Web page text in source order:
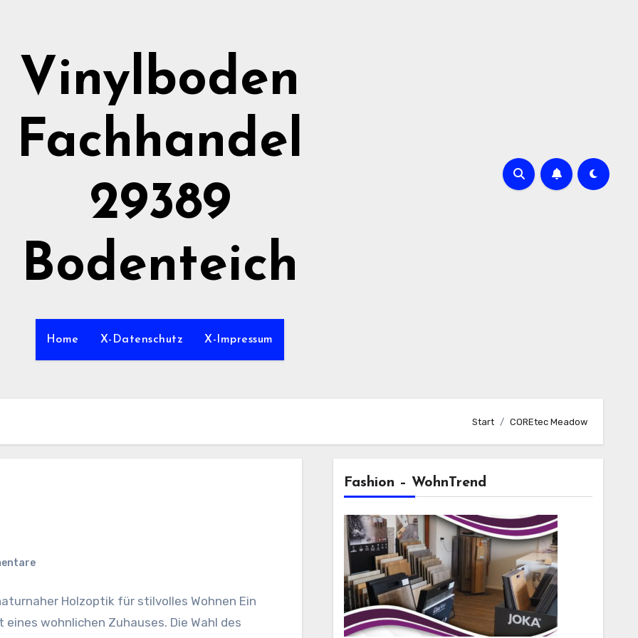
Vinylboden
Fachhandel
29389
Bodenteich
Home X-Datenschutz X-Impressum
Start COREtec Meadow
Holzoptik für stilvolles Wohnen Ein
wohnlichen Zuhauses. Die Wahl des
Fashion – WohnTrend